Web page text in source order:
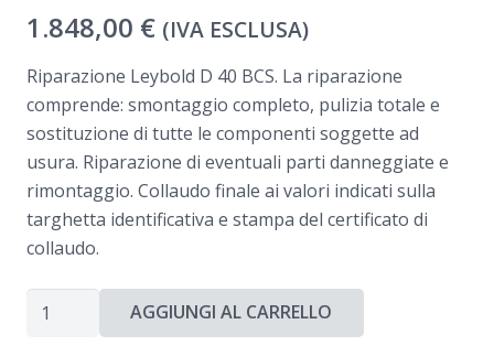
1.848,00 € (IVA ESCLUSA)
Riparazione Leybold D 40 BCS. La riparazione
comprende: smontaggio completo, pulizia totale e
sostituzione di tutte le componenti soggette ad
usura. Riparazione di eventuali parti danneggiate e
rimontaggio. Collaudo finale ai valori indicati sulla
targhetta identificativa e stampa del certificato di
collaudo.
Riparazione
AGGIUNGI AL CARRELLO